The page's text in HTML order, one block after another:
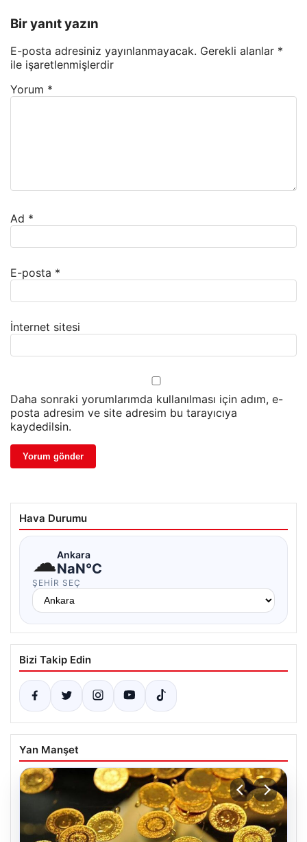
Bir yanıt yazın
E-posta adresiniz yayınlanmayacak. Gerekli alanlar *
ile işaretlenmişlerdir
Yorum *
Ad *
E-posta *
İnternet sitesi
Daha sonraki yorumlarımda kullanılması için adım, e-
posta adresim ve site adresim bu tarayıcıya
kaydedilsin.
Hava Durumu
☁Ankara
NaN°C
ŞEHIR SEÇ
Bizi Takip Edin
Yan Manşet